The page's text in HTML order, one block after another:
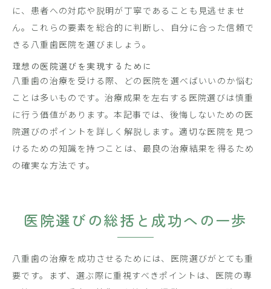
に、患者への対応や説明が丁寧であることも見逃せませ
ん。これらの要素を総合的に判断し、自分に合った信頼で
きる八重歯医院を選びましょう。
理想の医院選びを実現するために
八重歯の治療を受ける際、どの医院を選べばいいのか悩む
ことは多いものです。治療成果を左右する医院選びは慎重
に行う価値があります。本記事では、後悔しないための医
院選びのポイントを詳しく解説します。適切な医院を見つ
けるための知識を持つことは、最良の治療結果を得るため
の確実な方法です。
医院選びの総括と成功への一歩
八重歯の治療を成功させるためには、医院選びがとても重
要です。まず、選ぶ際に重視すべきポイントは、医院の専